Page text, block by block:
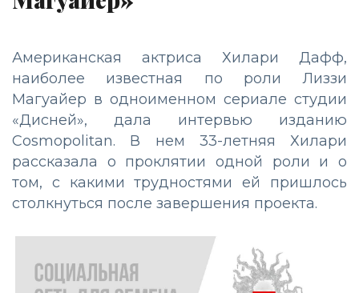
Американская актриса Хилари Дафф,
наиболее известная по роли Лиззи
Магуайер в одноименном сериале студии
«Дисней», дала интервью изданию
Cosmopolitan. В нем 33-летняя Хилари
рассказала о проклятии одной роли и о
том, с какими трудностями ей пришлось
столкнуться после завершения проекта.